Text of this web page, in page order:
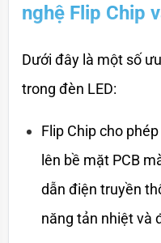
nghệ Flip Chip
Dưới đây là một số
trong đèn LED:
Flip Chip cho
lên bề mặt PCB
dẫn điện truyền
năng tản nhiệt và